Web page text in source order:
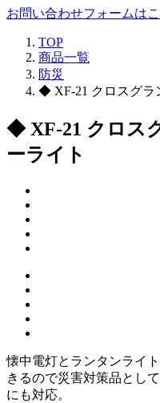
お問い合わせフォームは
TOP
商品一覧
防災
◆ XF-21 クロスグラ
◆ XF-21 クロス
ーライト
懐中電灯とランタンライ
きるので災害対策品とし
にも対応。